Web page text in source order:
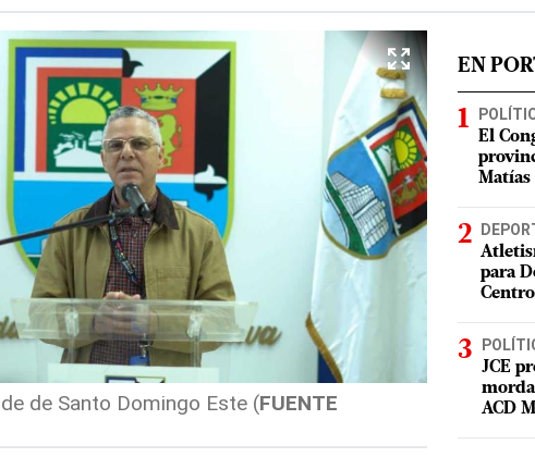
de Santo Domingo Este (FUENTE
EN
El
Matías
para
JCE
ACD